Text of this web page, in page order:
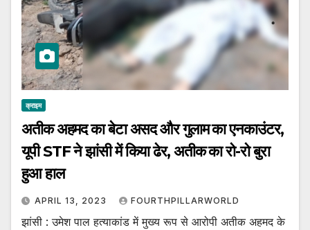
क्राइम
अतीक अहमद का बेटा असद और गुलाम का एनकाउंटर,
यूपी STF ने झांसी में किया ढेर, अतीक का रो-रो बुरा
हुआ हाल
APRIL 13, 2023 FOURTHPILLARWORLD
झांसी : उमेश पाल हत्याकांड में मुख्य रूप से आरोपी अतीक अहमद के